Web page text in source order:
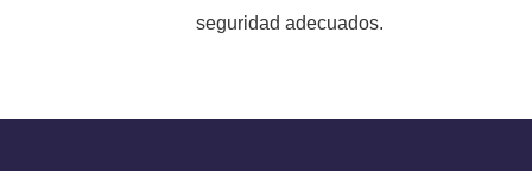
seguridad adecuados.